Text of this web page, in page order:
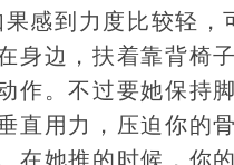
到力度比较轻，
身边，扶着靠背椅
作。不过要她保持
直用力，压迫你的
在她推的时候，你